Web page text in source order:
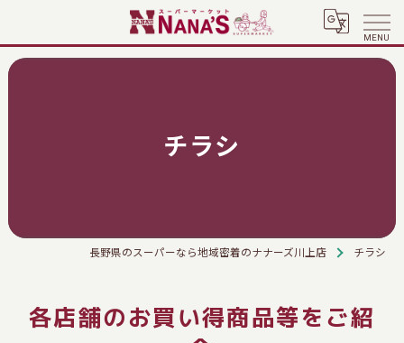
チラシ
長野県のスーパーなら地域密着のナナーズ川上店 チラシ
各店舗のお買い得商品等をご紹